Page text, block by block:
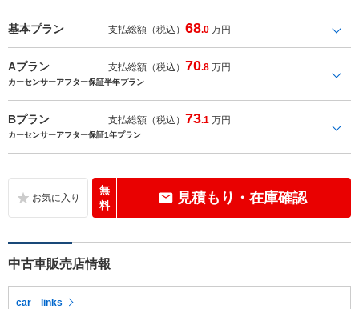
基本プラン 支払総額（税込）68.0 万円
Aプラン 支払総額（税込） 70.8 万円
カーセンサーアフター保証半年プラン
Bプラン 支払総額（税込） 73.1 万円
カーセンサーアフター保証1年プラン
無
料
見積もり・在庫確認
中古車販売店情報
car links